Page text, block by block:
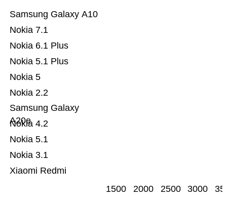
Xiaomi Redmi
Nokia 3.1
Nokia 5.1
Nokia 4.2
Samsung Galaxy
A20e
Nokia 2.2
Nokia 5
Nokia 5.1 Plus
Nokia 6.1 Plus
Nokia 7.1
Samsung Galaxy A10
1500 2000 2500 3000